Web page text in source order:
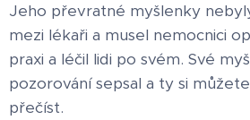
Jeho převratné myšlenky
mezi lékaři a musel nemocnici
praxi a léčil lidi po svém. Své
pozorování sepsal a ty si
přečíst.